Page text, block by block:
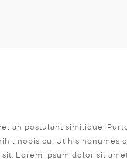
an postulant similique.
nobis cu. Ut his nonumes
Lorem ipsum dolor sit